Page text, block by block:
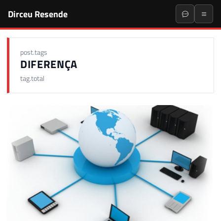
Dirceu Resende
post.tags
DIFERENÇA
tag.total